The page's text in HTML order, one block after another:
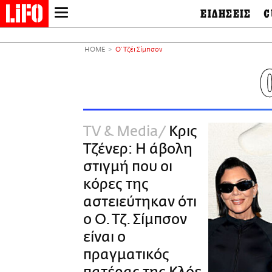
NEWSLETTER
ΑΜΠΑ
PRINT
ΕΙΔΗΣΕΙΣ
TV & Media
Science
European Lifo
&
HOME Ο’ Τζέι Σίμπσον
TV & Media
Κρις
Τζένερ: Η άβολη
στιγμή που οι
κόρες της
αστειεύτηκαν ότι
ο Ο. Τζ. Σίμπσον
είναι ο
πραγματικός